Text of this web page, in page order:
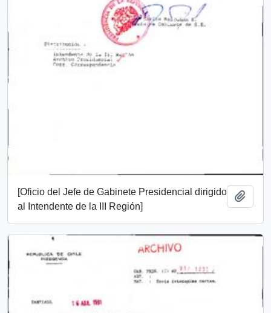
[Oficio del Jefe de Gabinete Presidencial dirigido
al Intendente de la III Región]